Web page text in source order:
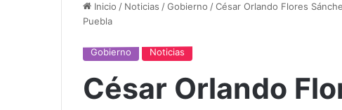
Inicio / Noticias /Gobierno /César Orlando Flores
Puebla
Gobierno Noticias
César Orlando